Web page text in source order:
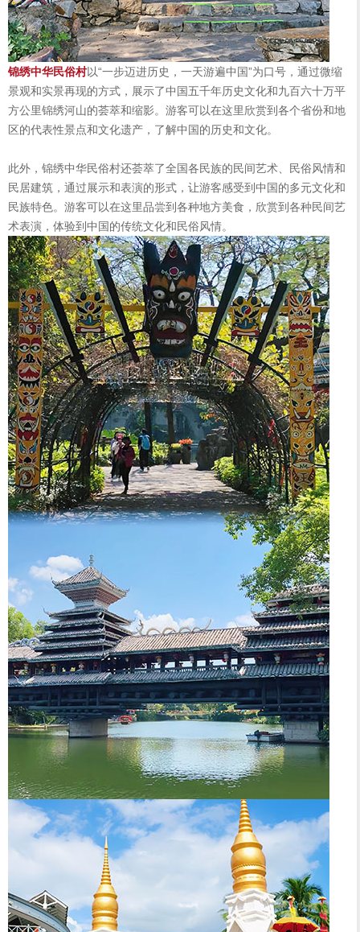
锦绣中华民俗村以“一步迈进历史，一天游遍中国”为口号，通过微缩
景观和实景再现的方式，展示了中国五千年历史文化和九百六十万平
方公里锦绣河山的荟萃和缩影。游客可以在这里欣赏到各个省份和地
区的代表性景点和文化遗产，了解中国的历史和文化。
此外，锦绣中华民俗村还荟萃了全国各民族的民间艺术、民俗风情和
民居建筑，通过展示和表演的形式，让游客感受到中国的多元文化和
民族特色。游客可以在这里品尝到各种地方美食，欣赏到各种民间艺
术表演，体验到中国的传统文化和民俗风情。